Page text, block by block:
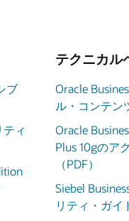
ブ
ィ
テクニカル
Oracle
ル・コンテン
Oracle
Plus 10gのア
（PDF）
Siebel
リティ・ガイ